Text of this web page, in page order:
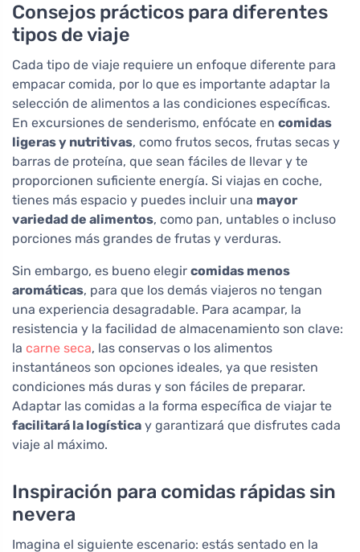
Consejos prácticos para diferentes
tipos de viaje
Cada tipo de viaje requiere un enfoque diferente para
empacar comida, por lo que es importante adaptar la
selección de alimentos a las condiciones específicas.
En excursiones de senderismo, enfócate en comidas
ligeras y nutritivas, como frutos secos, frutas secas y
barras de proteína, que sean fáciles de llevar y te
proporcionen suficiente energía. Si viajas en coche,
tienes más espacio y puedes incluir una mayor
variedad de alimentos, como pan, untables o incluso
porciones más grandes de frutas y verduras.
Sin embargo, es bueno elegir comidas menos
aromáticas, para que los demás viajeros no tengan
una experiencia desagradable. Para acampar, la
resistencia y la facilidad de almacenamiento son clave:
la carne seca, las conservas o los alimentos
instantáneos son opciones ideales, ya que resisten
condiciones más duras y son fáciles de preparar.
Adaptar las comidas a la forma específica de viajar te
facilitará la logística y garantizará que disfrutes cada
viaje al máximo.
Inspiración para comidas rápidas sin
nevera
Imagina el siguiente escenario: estás sentado en la